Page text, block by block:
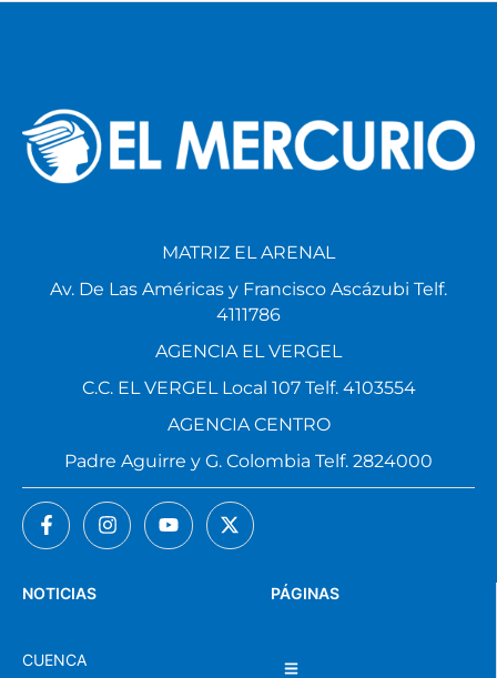
PÁGINAS
NOTICIAS
CUENCA
MATRIZ EL ARENAL
Av. De Las Américas y Francisco Ascázubi Telf.
4111786
AGENCIA EL VERGEL
C.C. EL VERGEL Local 107 Telf. 4103554
AGENCIA CENTRO
Padre Aguirre y G. Colombia Telf. 2824000